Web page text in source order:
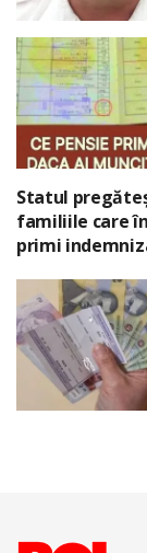
Statul
familiile care
primi